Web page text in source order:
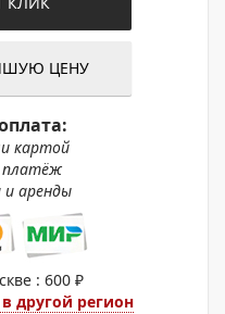
ЦЕНУ
картой
платёж
и аренды
: 600 ₽
другой регион